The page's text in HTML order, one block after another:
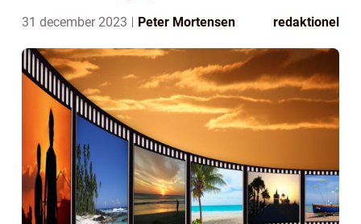
31 december 2023 Peter Mortensen redaktionel